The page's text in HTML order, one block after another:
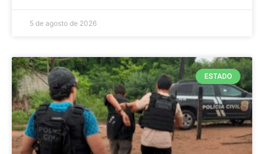
5 de agosto de 2026
ESTADO